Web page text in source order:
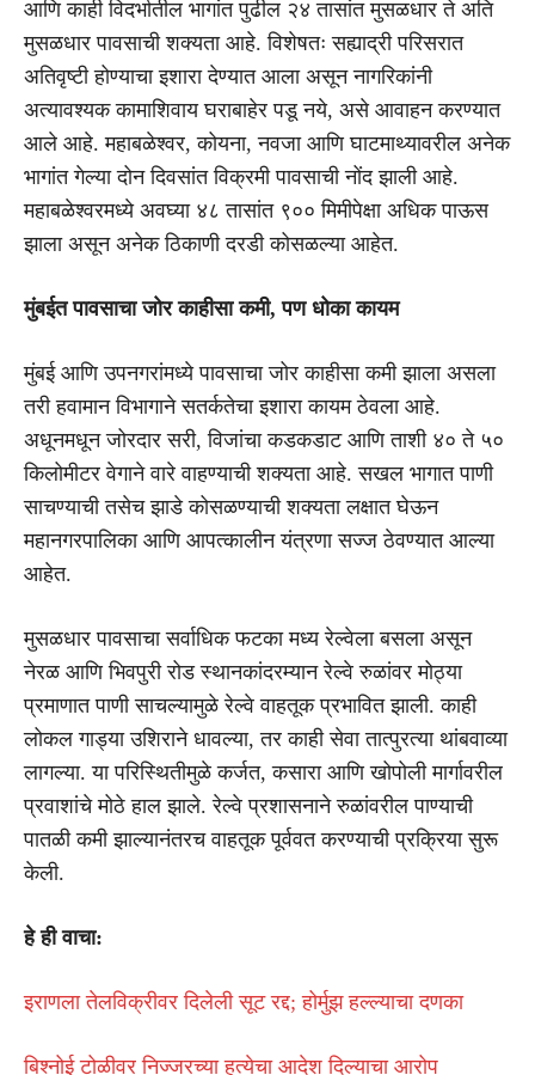
आणि काही विदर्भातील भागांत पुढील २४ तासांत मुसळधार ते अति
मुसळधार पावसाची शक्यता आहे. विशेषतः सह्याद्री परिसरात
अतिवृष्टी होण्याचा इशारा देण्यात आला असून नागरिकांनी
अत्यावश्यक कामाशिवाय घराबाहेर पडू नये, असे आवाहन करण्यात
आले आहे. महाबळेश्वर, कोयना, नवजा आणि घाटमाथ्यावरील अनेक
भागांत गेल्या दोन दिवसांत विक्रमी पावसाची नोंद झाली आहे.
महाबळेश्वरमध्ये अवघ्या ४८ तासांत ९०० मिमीपेक्षा अधिक पाऊस
झाला असून अनेक ठिकाणी दरडी कोसळल्या आहेत.
मुंबईत पावसाचा जोर काहीसा कमी, पण धोका कायम
मुंबई आणि उपनगरांमध्ये पावसाचा जोर काहीसा कमी झाला असला
तरी हवामान विभागाने सतर्कतेचा इशारा कायम ठेवला आहे.
अधूनमधून जोरदार सरी, विजांचा कडकडाट आणि ताशी ४० ते ५०
किलोमीटर वेगाने वारे वाहण्याची शक्यता आहे. सखल भागात पाणी
साचण्याची तसेच झाडे कोसळण्याची शक्यता लक्षात घेऊन
महानगरपालिका आणि आपत्कालीन यंत्रणा सज्ज ठेवण्यात आल्या
आहेत.
मुसळधार पावसाचा सर्वाधिक फटका मध्य रेल्वेला बसला असून
नेरळ आणि भिवपुरी रोड स्थानकांदरम्यान रेल्वे रुळांवर मोठ्या
प्रमाणात पाणी साचल्यामुळे रेल्वे वाहतूक प्रभावित झाली. काही
लोकल गाड्या उशिराने धावल्या, तर काही सेवा तात्पुरत्या थांबवाव्या
लागल्या. या परिस्थितीमुळे कर्जत, कसारा आणि खोपोली मार्गावरील
प्रवाशांचे मोठे हाल झाले. रेल्वे प्रशासनाने रुळांवरील पाण्याची
पातळी कमी झाल्यानंतरच वाहतूक पूर्ववत करण्याची प्रक्रिया सुरू
केली.
हे ही वाचा:
इराणला तेलविक्रीवर दिलेली सूट रद्द; होर्मुझ हल्ल्याचा दणका
बिश्नोई टोळीवर निज्जरच्या हत्येचा आदेश दिल्याचा आरोप